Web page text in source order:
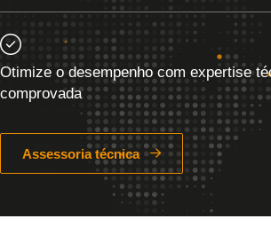
Otimize o desempenho com expertise
comprovada
Assessoria técnica